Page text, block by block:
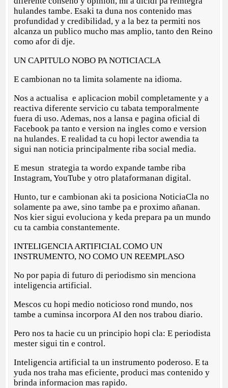
hulandes tambe. Esaki ta duna nos contenido mas
profundidad y credibilidad, y a la bez ta permiti nos
alcanza un publico mucho mas amplio, tanto den Reino
como afor di dje.
UN CAPITULO NOBO PA NOTICIACLA
E cambionan no ta limita solamente na idioma.
Nos a actualisa e aplicacion mobil completamente y a
reactiva diferente servicio cu tabata temporalmente
fuera di uso. Ademas, nos a lansa e pagina oficial di
Facebook pa tanto e version na ingles como e version
na hulandes. E realidad ta cu hopi lector awendia ta
sigui nan noticia principalmente riba social media.
E mesun strategia ta wordo expande tambe riba
Instagram, YouTube y otro plataformanan digital.
Hunto, tur e cambionan aki ta posiciona NoticiaCla no
solamente pa awe, sino tambe pa e proximo añanan.
Nos kier sigui evoluciona y keda prepara pa un mundo
cu ta cambia constantemente.
INTELIGENCIA ARTIFICIAL COMO UN
INSTRUMENTO, NO COMO UN REEMPLASO
No por papia di futuro di periodismo sin menciona
inteligencia artificial.
Mescos cu hopi medio noticioso rond mundo, nos
tambe a cuminsa incorpora AI den nos trabou diario.
Pero nos ta hacie cu un principio hopi cla: E periodista
mester sigui tin e control.
Inteligencia artificial ta un instrumento poderoso. E ta
yuda nos traha mas eficiente, produci mas contenido y
brinda informacion mas rapido.